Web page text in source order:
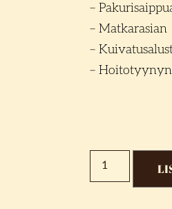
–
– Matkarasian
–
– Hoitotyynyn